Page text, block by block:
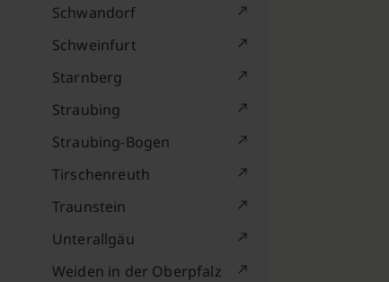
Schwandorf
Schweinfurt
Starnberg
Straubing
Straubing-Bogen
Tirschenreuth
Traunstein
Unterallgäu
Weiden in der Oberpfalz